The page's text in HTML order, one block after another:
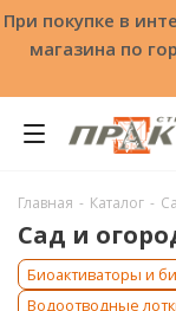
При покупке в
магазина по
Главная - Каталог -
Сад и
Биоактиваторы и
Водоотводные